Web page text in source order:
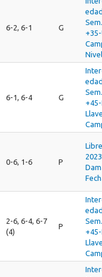
6-2, 6-1 G
6-1, 6-4 G
0-6, 1-6 P
2-6, 6-4, 6-7
(4)
P